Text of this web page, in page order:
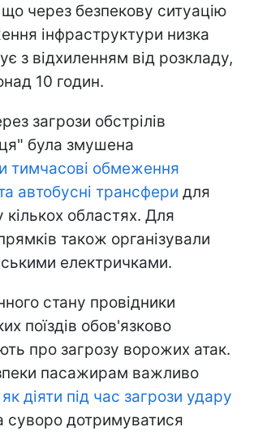
через безпекову ситуацію
інфраструктури низка
з відхиленням від розкладу,
10 годин.
загрози обстрілів
була змушена
тимчасові обмеження
автобусні трансфери для
кількох областях. Для
також організували
електричками.
стану провідники
поїздів обов'язково
про загрозу ворожих атак.
пасажирам важливо
як діяти під час загрози удару
суворо дотримуватися